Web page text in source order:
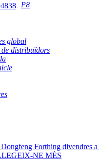
P8
global
distribuïdors
NE MÉS